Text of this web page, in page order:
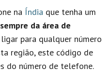
na Índia que tenha um
da área de
para qualquer número
região, este código de
do número de telefone.